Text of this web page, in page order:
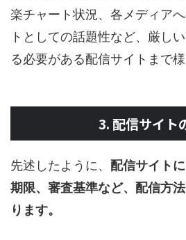
楽チャート状況、各メディア
トとしての話題性など、厳し
る必要がある配信サイトまで様
3. 配信サイト
先述したように、 配信サイト
期限、審査基準など、配信方
ります。